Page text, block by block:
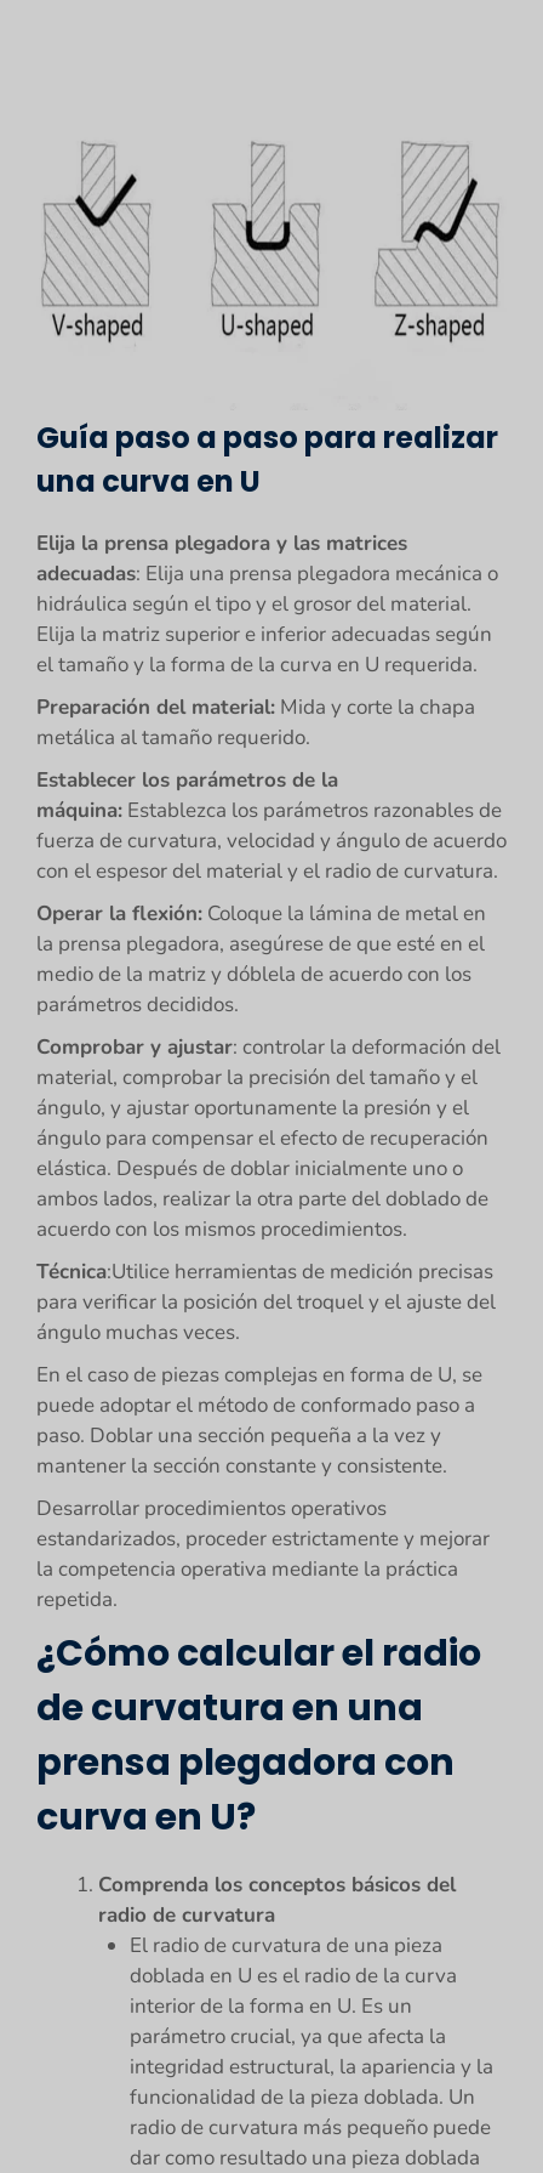
Guía paso a paso para realizar
una curva en U
Elija la prensa plegadora y las matrices
adecuadas: Elija una prensa plegadora mecánica o
hidráulica según el tipo y el grosor del material.
Elija la matriz superior e inferior adecuadas según
el tamaño y la forma de la curva en U requerida.
Preparación del material: Mida y corte la chapa
metálica al tamaño requerido.
Establecer los parámetros de la
máquina: Establezca los parámetros razonables de
fuerza de curvatura, velocidad y ángulo de acuerdo
con el espesor del material y el radio de curvatura.
Operar la flexión: Coloque la lámina de metal en
la prensa plegadora, asegúrese de que esté en el
medio de la matriz y dóblela de acuerdo con los
parámetros decididos.
Comprobar y ajustar: controlar la deformación del
material, comprobar la precisión del tamaño y el
ángulo, y ajustar oportunamente la presión y el
ángulo para compensar el efecto de recuperación
elástica. Después de doblar inicialmente uno o
ambos lados, realizar la otra parte del doblado de
acuerdo con los mismos procedimientos.
Técnica:Utilice herramientas de medición precisas
para verificar la posición del troquel y el ajuste del
ángulo muchas veces.
En el caso de piezas complejas en forma de U, se
puede adoptar el método de conformado paso a
paso. Doblar una sección pequeña a la vez y
mantener la sección constante y consistente.
Desarrollar procedimientos operativos
estandarizados, proceder estrictamente y mejorar
la competencia operativa mediante la práctica
repetida.
¿Cómo calcular el radio
de curvatura en una
prensa plegadora con
curva en U?
Comprenda los conceptos básicos del
radio de curvatura
El radio de curvatura de una pieza
doblada en U es el radio de la curva
interior de la forma en U. Es un
parámetro crucial, ya que afecta la
integridad estructural, la apariencia y la
funcionalidad de la pieza doblada. Un
radio de curvatura más pequeño puede
dar como resultado una pieza doblada